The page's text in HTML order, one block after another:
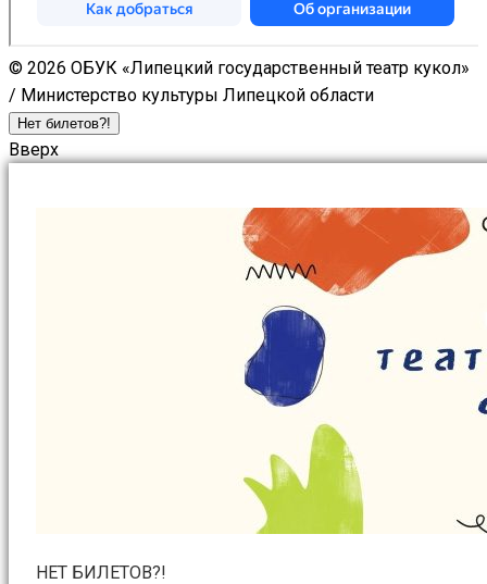
© 2026 ОБУК «Липецкий государственный театр кукол»
/ Министерство культуры Липецкой области
Нет билетов?!
Вверх
НЕТ БИЛЕТОВ?!